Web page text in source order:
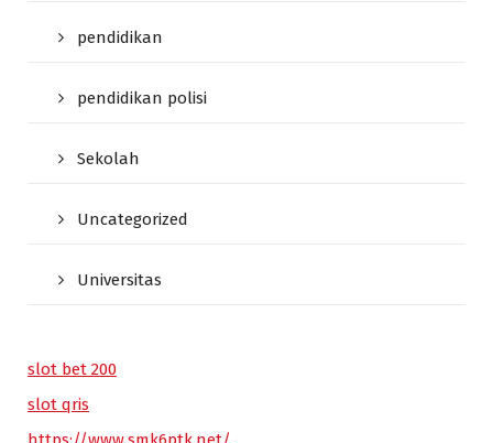
pendidikan
pendidikan polisi
Sekolah
Uncategorized
Universitas
slot bet 200
slot qris